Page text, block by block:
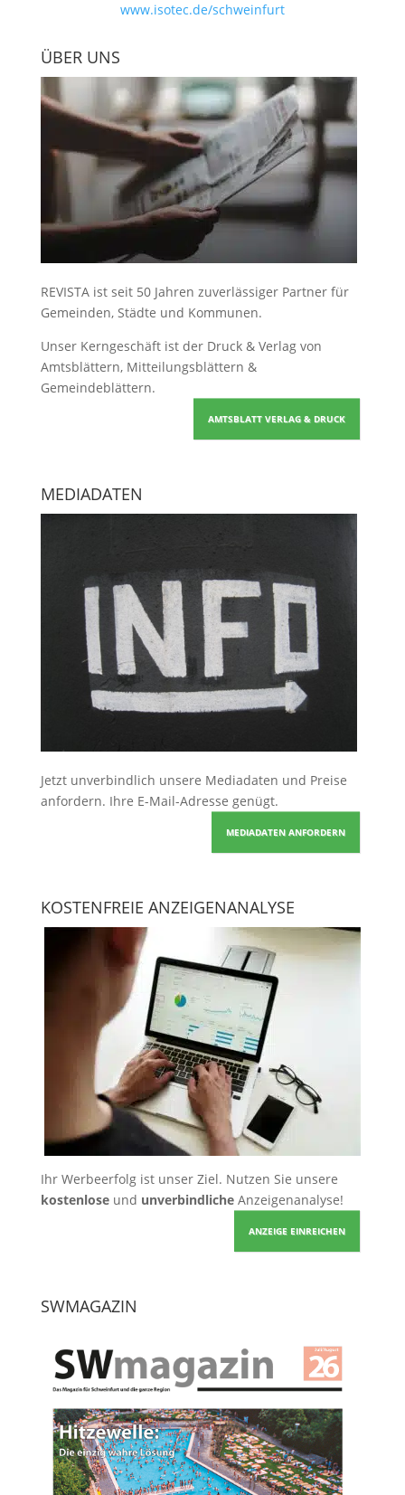
www.isotec.de/schweinfurt
ÜBER UNS
REVISTA ist seit 50 Jahren zuverlässiger Partner für
Gemeinden, Städte und Kommunen.
Unser Kerngeschäft ist der Druck & Verlag von
Amtsblättern, Mitteilungsblättern &
Gemeindeblättern.
AMTSBLATT VERLAG & DRUCK
MEDIADATEN
Jetzt unverbindlich unsere Mediadaten und Preise
anfordern. Ihre E-Mail-Adresse genügt.
MEDIADATEN ANFORDERN
KOSTENFREIE ANZEIGENANALYSE
Ihr Werbeerfolg ist unser Ziel. Nutzen Sie unsere
kostenloseund unverbindlicheAnzeigenanalyse!
ANZEIGE EINREICHEN
SWMAGAZIN